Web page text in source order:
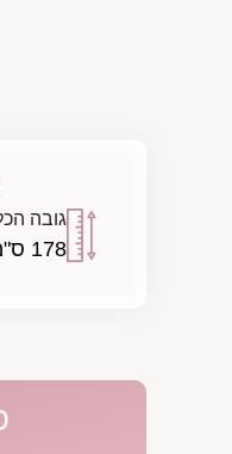
גובה
178 ס"מ